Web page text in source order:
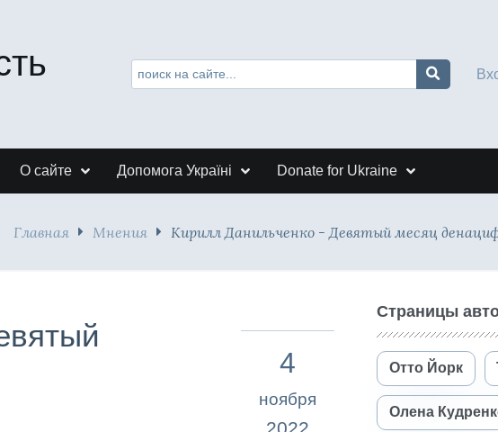
О сайте Допомога Україні Donate for Ukraine
Главная Мнения Кирилл Данильченко - Девятый месяц
4
ноября
Страницы
Отто Йорк
Олена